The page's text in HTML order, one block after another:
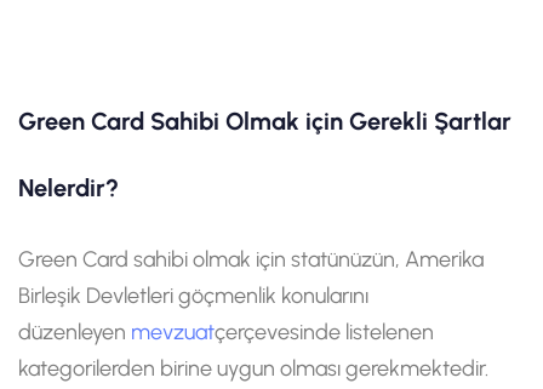
Green Card Sahibi Olmak için Gerekli Şartlar
Nelerdir?
Green Card sahibi olmak için statünüzün, Amerika
Birleşik Devletleri göçmenlik konularını
düzenleyen mevzuatçerçevesinde listelenen
kategorilerden birine uygun olması gerekmektedir.